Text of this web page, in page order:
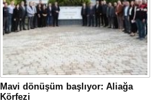
Mavi dönüşüm başlıyor: Aliağa
Körfezi